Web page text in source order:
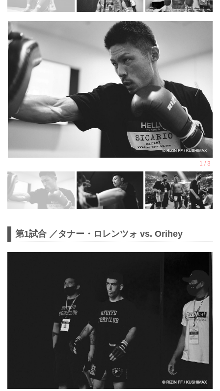
第1試合 ／タナー・ロレンツォ vs. Orihey